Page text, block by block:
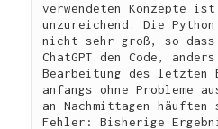
verwendeten Konzepte
unzureichend. Die Python
nicht sehr groß, so
ChatGPT den Code,
Bearbeitung des letzten
anfangs ohne Probleme
an Nachmittagen
Fehler: Bisherige